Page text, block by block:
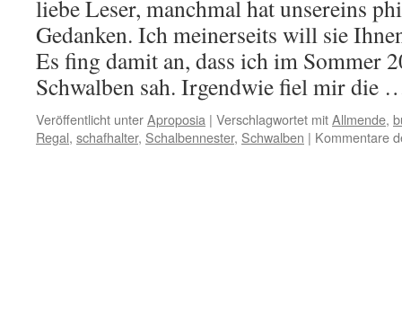
liebe Leser, manchmal hat unsereins
Gedanken. Ich meinerseits will sie
Es fing damit an, dass ich im Sommer
Schwalben sah. Irgendwie fiel mir die
Veröffentlicht unterAproposia | Verschlagwortet mitAllmende,
Regal, schafhalter, Schalbennester, Schwalben | Kommentare